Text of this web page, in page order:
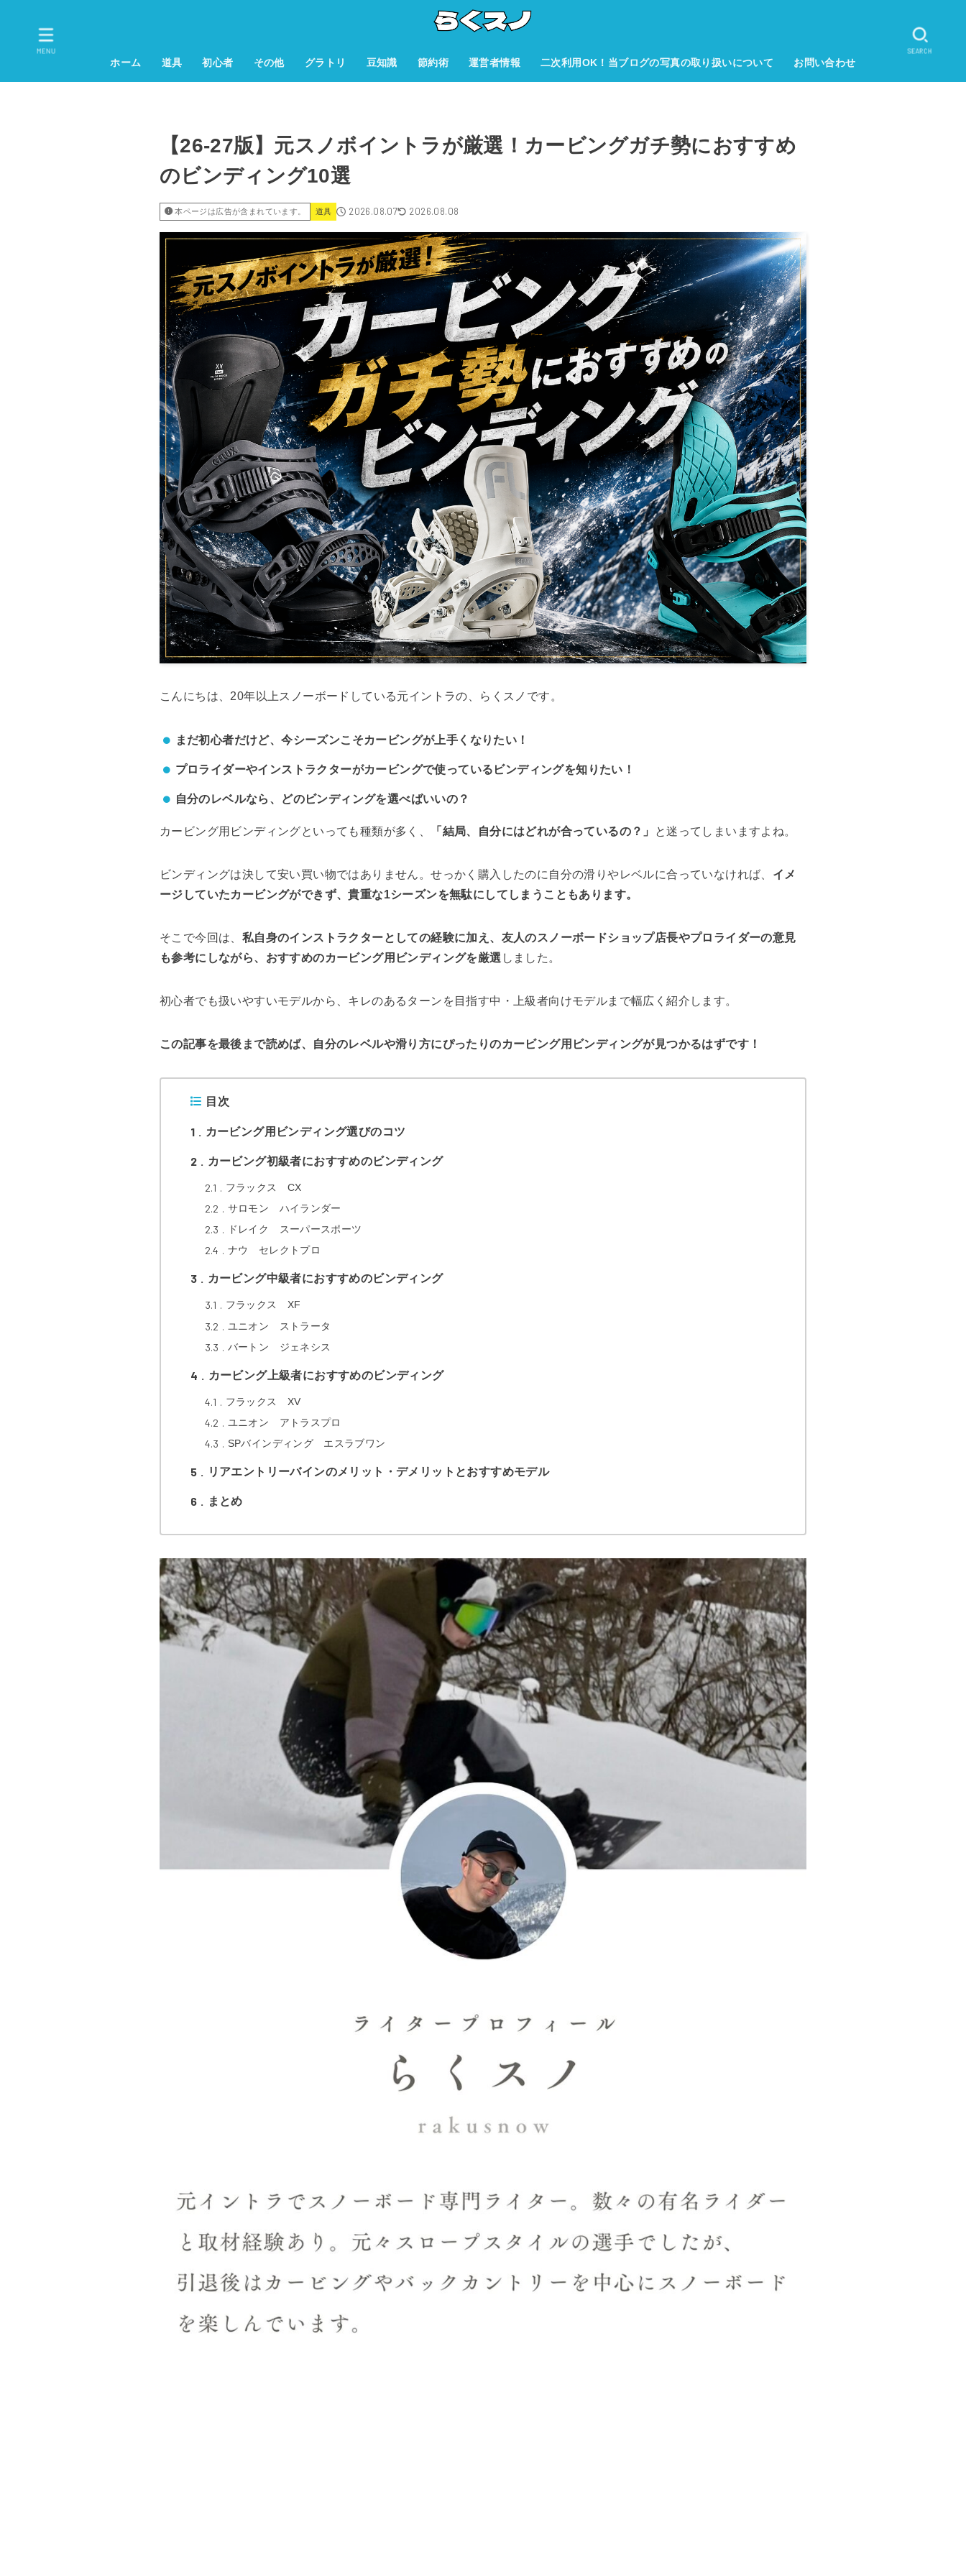
ホーム 道具 初心者 その他 グラトリ 豆知識 節約術 運営者情報 二次利用OK！当ブログの写真の取り扱いについて お問い合わせ
SEARCH
MENU
【26-27版】元スノボイントラが厳選！カービングガチ勢におすすめ
のビンディング10選
本ページは広告が含まれています。 道具 2026.08.07 2026.08.08
こんにちは、20年以上スノーボードしている元イントラの、らくスノです。
まだ初心者だけど、今シーズンこそカービングが上手くなりたい！
プロライダーやインストラクターがカービングで使っているビンディングを知りたい！
自分のレベルなら、どのビンディングを選べばいいの？
カービング用ビンディングといっても種類が多く、 「結局、自分にはどれが合っているの？」 と迷ってしまいますよね。
ビンディングは決して安い買い物ではありません。せっかく購入したのに自分の滑りやレベルに合っていなければ、 イメ
ージしていたカービングができず、貴重な1シーズンを無駄にしてしまうこともあります。
そこで今回は、 私自身のインストラクターとしての経験に加え、友人のスノーボードショップ店長やプロライダーの意見
も参考にしながら、おすすめのカービング用ビンディングを厳選 しました。
初心者でも扱いやすいモデルから、キレのあるターンを目指す中・上級者向けモデルまで幅広く紹介します。
この記事を最後まで読めば、自分のレベルや滑り方にぴったりのカービング用ビンディングが見つかるはずです！
目次
1 カービング用ビンディング選びのコツ
2 カービング初級者におすすめのビンディング
2.1 フラックス CX
2.2 サロモン ハイランダー
2.3 ドレイク スーパースポーツ
2.4 ナウ セレクトプロ
3 カービング中級者におすすめのビンディング
3.1 フラックス XF
3.2 ユニオン ストラータ
3.3 バートン ジェネシス
4 カービング上級者におすすめのビンディング
4.1 フラックス XV
4.2 ユニオン アトラスプロ
4.3 SPバインディング エスラブワン
5 リアエントリーバインのメリット・デメリットとおすすめモデル
6 まとめ